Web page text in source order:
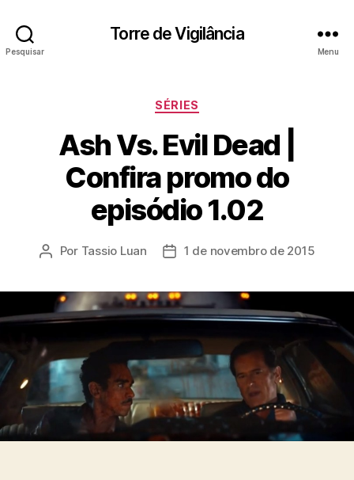
Pesquisar
Torre de Vigilância
Menu
Categorias
SÉRIES
Ash Vs. Evil Dead |
Confira promo do
episódio 1.02
Autor
Por Tassio Luan
Data1 de novembro de 2015